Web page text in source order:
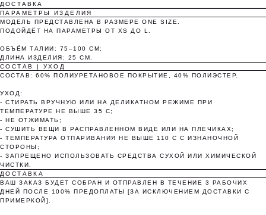
ДОСТАВКА
ПАРАМЕТРЫ ИЗДЕЛИЯ
МОДЕЛЬ ПРЕДСТАВЛЕНА В РАЗМЕРЕ ONE SIZE.
ПОДОЙДЁТ НА ПАРАМЕТРЫ ОТ XS ДО L.
ОБЪЁМ ТАЛИИ: 75–100 СМ;
ДЛИНА ИЗДЕЛИЯ: 25 СМ.
СОСТАВ | УХОД
СОСТАВ: 60% ПОЛИУРЕТАНОВОЕ ПОКРЫТИЕ, 40% ПОЛИЭСТЕР.
УХОД:
- СТИРАТЬ ВРУЧНУЮ ИЛИ НА ДЕЛИКАТНОМ РЕЖИМЕ ПРИ
ТЕМПЕРАТУРЕ НЕ ВЫШЕ 35 С;
- НЕ ОТЖИМАТЬ;
- СУШИТЬ ВЕЩИ В РАСПРАВЛЕННОМ ВИДЕ ИЛИ НА ПЛЕЧИКАХ;
- ТЕМПЕРАТУРА ОТПАРИВАНИЯ НЕ ВЫШЕ 110 С С ИЗНАНОЧНОЙ
СТОРОНЫ;
- ЗАПРЕЩЕНО ИСПОЛЬЗОВАТЬ СРЕДСТВА СУХОЙ ИЛИ ХИМИЧЕСКОЙ
ЧИСТКИ.
ДОСТАВКА
ВАШ ЗАКАЗ БУДЕТ СОБРАН И ОТПРАВЛЕН В ТЕЧЕНИЕ 3 РАБОЧИХ
ДНЕЙ ПОСЛЕ 100% ПРЕДОПЛАТЫ [ЗА ИСКЛЮЧЕНИЕМ ДОСТАВКИ С
ПРИМЕРКОЙ].
Оплатите сегодня 25% стоимости покупки
картой любого банка, остальное — тремя
платежами раз в две недели.
Оплата
25%
Через 2
25%
Через 4
25%
Через 6
25%
Без комиссий и переплат
Как обычная оплата картой
Понятно